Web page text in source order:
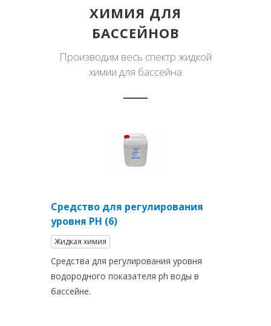
ХИМИЯ ДЛЯ
БАССЕЙНОВ
Производим весь спектр жидкой
химии для бассейна
Средство для регулирования
уровня PH (6)
Жидкая химия
Средства для регулирования уровня
водородного показателя ph воды в
бассейне.